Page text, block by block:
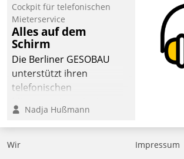
der
Wohnungswirtschaft“.
Bewerben können sich
dafür ein Team
bestehend aus
Wohnungsunternehmen
und PropTech.
Cockpit für telefonischen
Mieterservice
Alles auf dem
Schirm
Die Berliner GESOBAU
unterstützt ihren
telefonischen
digitalen Cockpit, das
situationsbezogen
passende Fragen und
Nadja Hußmann
Wir
Impressum